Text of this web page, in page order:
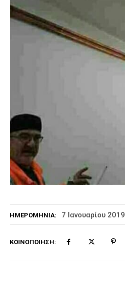
ΗΜΕΡΟΜΗΝΊΑ: 7 Ιανουαρίου 2019
ΚΟΙΝΟΠΟΊΗΣΗ: